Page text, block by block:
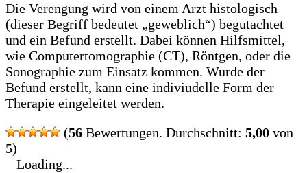
Die Verengung wird von einem Arzt histologisch
(dieser Begriff bedeutet „geweblich“) begutachtet
und ein Befund erstellt. Dabei können Hilfsmittel,
wie Computertomographie (CT), Röntgen, oder die
Sonographie zum Einsatz kommen. Wurde der
Befund erstellt, kann eine indiviudelle Form der
Therapie eingeleitet werden.
(56 Bewertungen. Durchschnitt: 5,00 von
5)
Loading...